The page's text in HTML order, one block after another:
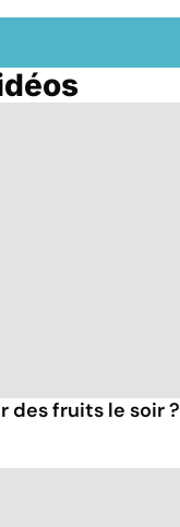
des fruits le soir ?